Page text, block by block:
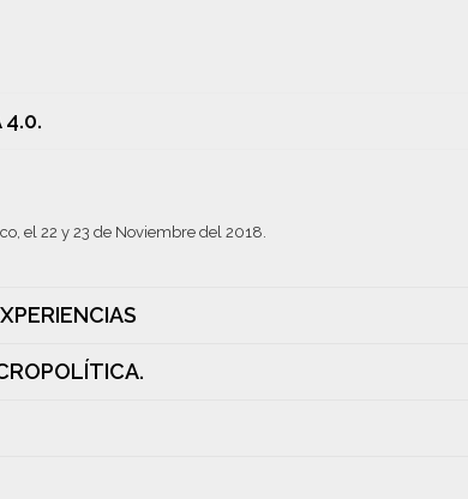
4.0.
el 22 y 23 de Noviembre del 2018.